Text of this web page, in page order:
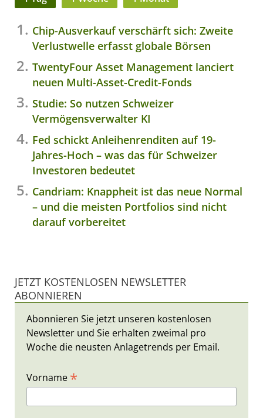
Chip-Ausverkauf verschärft sich: Zweite
Verlustwelle erfasst globale Börsen
TwentyFour Asset Management lanciert
neuen Multi-Asset-Credit-Fonds
Studie: So nutzen Schweizer
Vermögensverwalter KI
Fed schickt Anleihenrenditen auf 19-
Jahres-Hoch – was das für Schweizer
Investoren bedeutet
Candriam: Knappheit ist das neue Normal
– und die meisten Portfolios sind nicht
darauf vorbereitet
JETZT KOSTENLOSEN NEWSLETTER
ABONNIEREN
Abonnieren Sie jetzt unseren kostenlosen
Newsletter und Sie erhalten zweimal pro
Woche die neusten Anlagetrends per Email.
Vorname *